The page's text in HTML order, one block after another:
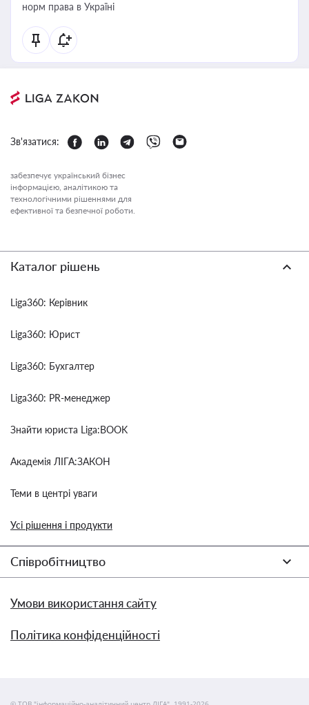
норм права в Україні
Зв'язатися:
забезпечує український бізнес
інформацією, аналітикою та
технологічними рішеннями для
ефективної та безпечної роботи.
Каталог рішень
Liga360: Керівник
Liga360: Юрист
Liga360: Бухгалтер
Liga360: PR-менеджер
Знайти юриста Liga:BOOK
Академія ЛІГА:ЗАКОН
Теми в центрі уваги
Усі рішення і продукти
Співробітництво
Умови використання сайту
Політика конфіденційності